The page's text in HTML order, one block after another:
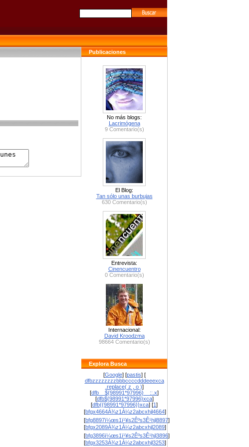
Publicaciones
No más blogs:
Lacrimógena
9 Comentario(s)
El Blog:
Tan sólo unas burbujas
630 Comentario(s)
Entrevista:
Cinencuentro
0 Comentario(s)
Internacional:
David Kroodzma
98664 Comentario(s)
Explora Busca
[Google] [pastis] [
dfbzzzzzzzzbbbccccdddeeexca
.replace( z , o )]
[dfb__${98991*97996}__::.x]
[dfb${98991*97996}xca]
[dfb{{98991*97996}}xca] [1]
[bfgx4664À¾z1À¼z2abcxhjl4664]
[bfg8897ï¼œs1ï¹¥s2Êºs3Ê¹hjl8897]
[bfgx2089À¾z1À¼z2abcxhjl2089]
[bfg3896ï¼œs1ï¹¥s2Êºs3Ê¹hjl3896]
[bfgx3253À¾z1À¼z2abcxhjl3253]